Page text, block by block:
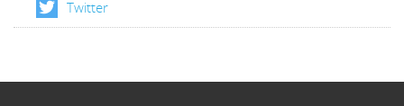
Twitter